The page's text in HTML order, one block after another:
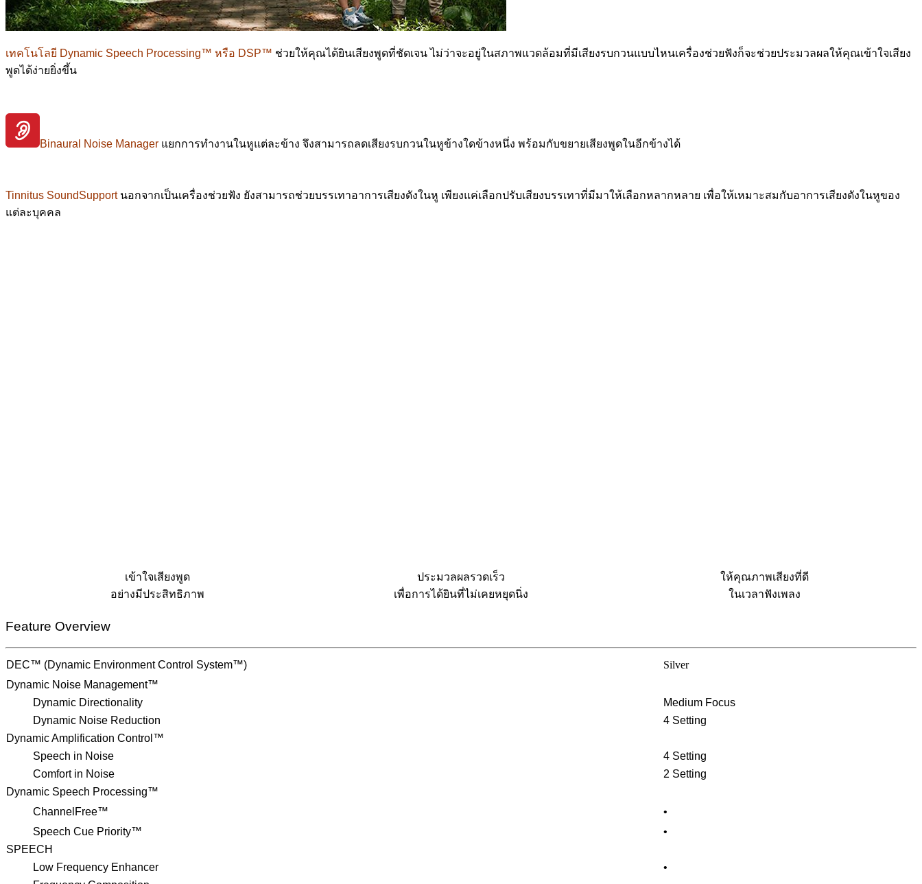
เทคโนโลยี Dynamic Speech Processing™ หรือ DSP™ ช่วยให้คุณได้ยินเสียงพูดที่ชัดเจน ไม่ว่าจะอยู่ในสภาพแวดล้อมที่มีเสียงรบกวนแบบไหนเครื่องช่วยฟังก็จะช่วยประมวลผลให้คุณเข้าใจเสียง
พูดได้ง่ายยิ่งขึ้น
Binaural Noise Manager แยกการทำงานในหูแต่ละข้าง จึงสามารถลดเสียงรบกวนในหูข้างใดข้างหนึ่ง พร้อมกับขยายเสียงพูดในอีกข้างได้
Tinnitus SoundSupport นอกจากเป็นเครื่องช่วยฟัง ยังสามารถช่วยบรรเทาอาการเสียงดังในหู เพียงแค่เลือกปรับเสียงบรรเทาที่มีมาให้เลือกหลากหลาย เพื่อให้เหมาะสมกับอาการเสียงดังในหูของ
แต่ละบุคคล
เข้าใจเสียงพูด
อย่างมีประสิทธิภาพ
ประมวลผลรวดเร็ว
เพื่อการได้ยินที่ไม่เคยหยุดนิ่ง
ให้คุณภาพเสียงที่ดี
ในเวลาฟังเพลง
Feature Overview
DEC™ (Dynamic Environment Control System™)
Silver
Dynamic Noise Management™
Dynamic Directionality
Medium Focus
Dynamic Noise Reduction
4 Setting
Dynamic Amplification Control™
Speech in Noise
4 Setting
Comfort in Noise
2 Setting
Dynamic Speech Processing™
ChannelFree™
•
Speech Cue Priority™
•
SPEECH
Low Frequency Enhancer
•